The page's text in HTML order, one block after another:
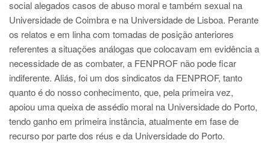
social alegados casos de abuso moral e também sexual na
Universidade de Coimbra e na Universidade de Lisboa. Perante
os relatos e em linha com tomadas de posição anteriores
referentes a situações análogas que colocavam em evidência a
necessidade de as combater, a FENPROF não pode ficar
indiferente. Aliás, foi um dos sindicatos da FENPROF, tanto
quanto é do nosso conhecimento, que, pela primeira vez,
apoiou uma queixa de assédio moral na Universidade do Porto,
tendo ganho em primeira instância, atualmente em fase de
recurso por parte dos réus e da Universidade do Porto.